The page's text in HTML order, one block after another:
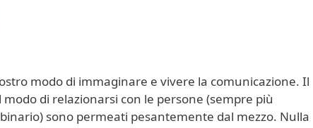
modo di immaginare e vivere la comunicazione. Il
di relazionarsi con le persone (sempre più
sono permeati pesantemente dal mezzo. Nulla